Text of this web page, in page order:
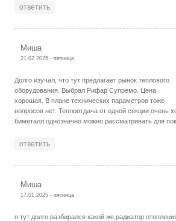
ответить
Миша
21.02.2025 - пятница
Долго изучал, что тут предлагает рынок теплового
оборудования. Выбрал Рифар Супремо. Цена
хорошая. В плане технических параметров тоже
вопросов нет. Теплоотдача от одной секции очень
биметалл однозначно можно рассматривать для
ответить
Миша
17.01.2025 - пятница
я тут долго разбирался какой же радиатор